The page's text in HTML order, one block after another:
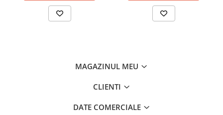
MAGAZINUL MEU
CLIENTI
DATE COMERCIALE